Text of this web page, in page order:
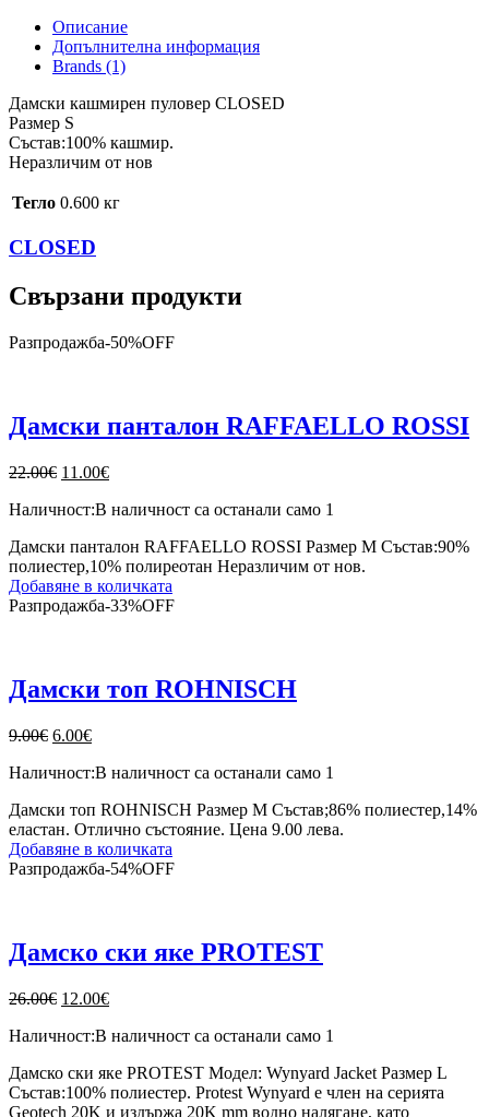
Описание
Допълнителна информация
Brands (1)
Дамски кашмирен пуловер CLOSED
Размер S
Състав:100% кашмир.
Неразличим от нов
Тегло 0.600 кг
CLOSED
Свързани продукти
Разпродажба-50%OFF
Дамски панталон RAFFAELLO ROSSI
22.00€ Original
was:
11.00€Текущата
е:
Наличност:В наличност са останали само 1
Дамски панталон RAFFAELLO ROSSI Размер М Състав:90%
полиестер,10% полиреотан Неразличим от нов.
Добавяне в количката
Разпродажба-33%OFF
Дамски топ ROHNISCH
9.00€ Original
was:
6.00€Текущата
е:
Наличност:В наличност са останали само 1
Дамски топ ROHNISCH Размер М Състав;86% полиестер,14%
еластан. Отлично състояние. Цена 9.00 лева.
Добавяне в количката
Разпродажба-54%OFF
Дамско ски яке PROTEST
26.00€ Original
was:
12.00€Текущата
е:
Наличност:В наличност са останали само 1
Дамско ски яке PROTEST Модел: Wynyard Jacket Размер L
Състав:100% полиестер. Protest Wynyard е член на серията
Geotech 20K и издържа 20K mm водно налягане, като